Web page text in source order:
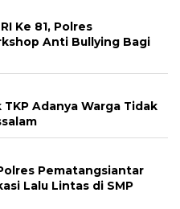
Ke 81, Polres
Anti Bullying Bagi
Adanya Warga Tidak
Pematangsiantar
Lalu Lintas di SMP